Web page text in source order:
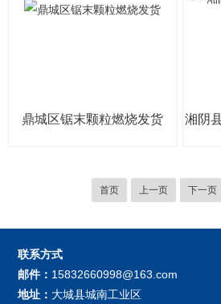
鼎城区锯末颗粒燃烧发货
首页 上一页 下一页
联系方式
邮件： 15832660998@163.com
地址： 大城县城南工业区